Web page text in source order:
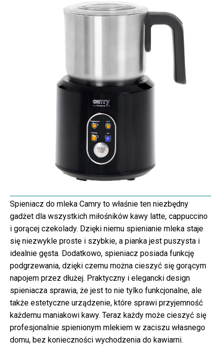
Spieniacz do mleka Camry to właśnie ten niezbędny
gadżet dla wszystkich miłośników kawy latte, cappuccino
i gorącej czekolady. Dzięki niemu spienianie mleka staje
się niezwykle proste i szybkie, a pianka jest puszysta i
idealnie gęsta. Dodatkowo, spieniacz posiada funkcję
podgrzewania, dzięki czemu można cieszyć się gorącym
napojem przez dłużej. Praktyczny i elegancki design
spieniacza sprawia, że jest to nie tylko funkcjonalne, ale
także estetyczne urządzenie, które sprawi przyjemność
każdemu maniakowi kawy. Teraz każdy może cieszyć się
profesjonalnie spienionym mlekiem w zaciszu własnego
domu, bez konieczności wychodzenia do kawiarni.